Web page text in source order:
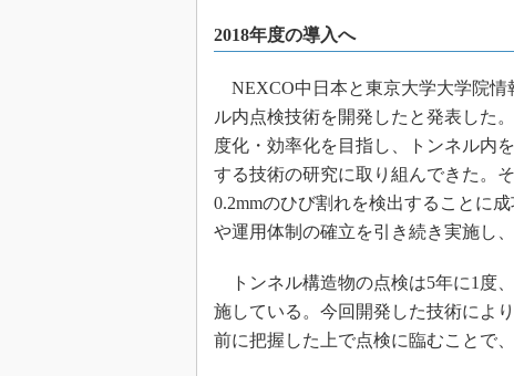
2018年度の導入へ
NEXCO中日本と東京大学大学院情
ル内点検技術を開発したと発表した
度化・効率化を目指し、トンネル内
する技術の研究に取り組んできた。
0.2mmのひび割れを検出することに
や運用体制の確立を引き続き実施し
トンネル構造物の点検は5年に1度
施している。今回開発した技術によ
前に把握した上で点検に臨むことで